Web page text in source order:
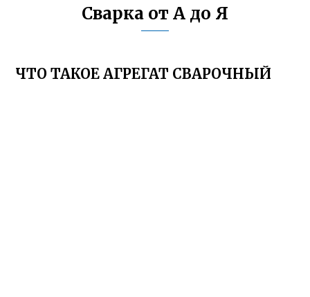
Сварка от А до Я
ЧТО ТАКОЕ АГРЕГАТ СВАРОЧНЫЙ